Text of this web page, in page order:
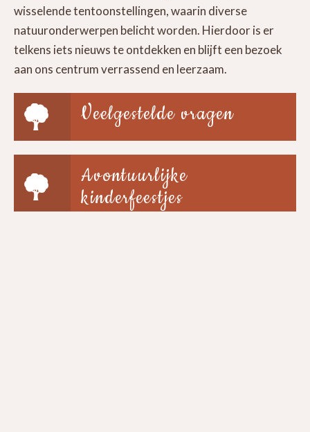
wisselende tentoonstellingen, waarin diverse
natuuronderwerpen belicht worden. Hierdoor is er
telkens iets nieuws te ontdekken en blijft een bezoek
aan ons centrum verrassend en leerzaam.
Veelgestelde vragen
Avontuurlijke
kinderfeestjes